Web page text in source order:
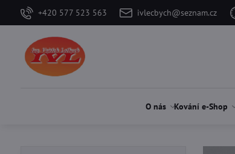
+420 577 523 563 ivlecbych@seznam.cz
O nás Kování e-Shop